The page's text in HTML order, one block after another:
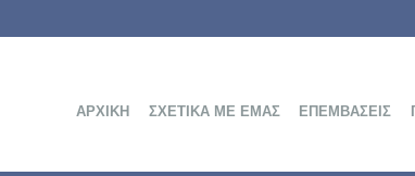
ΑΡΧΙΚΉ ΣΧΕΤΙΚΆ ΜΕ ΕΜΆΣ ΕΠΕΜΒΆΣΕΙΣ